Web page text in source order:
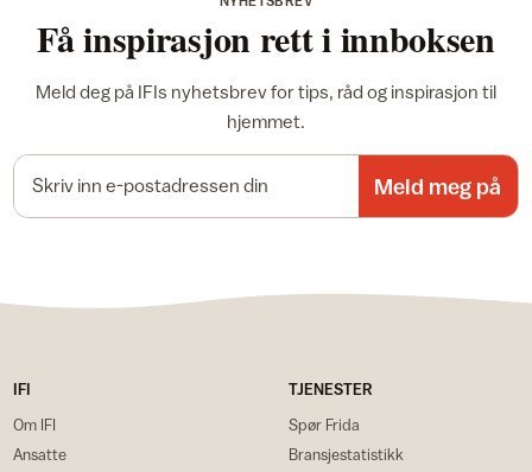
Få inspirasjon rett i innboksen
Meld deg på IFIs nyhetsbrev for tips, råd og inspirasjon til
hjemmet.
Meld meg på
IFI
Om IFI
Ansatte
TJENESTER
Spør Frida
Bransjestatistikk